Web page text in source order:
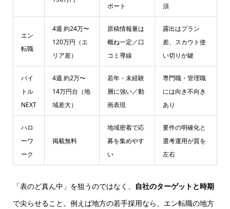
ポート
須
エン
転職
4週 約24万〜
120万円（エ
リア差）
原稿情報量は
概ね一定／口
コミ導線
露出はプラン
差、スカウト使
い切りが鍵
バイ
トル
NEXT
4週 約2万〜
14万円台（地
域差大）
若年・未経験
層に強い／動
画表現
専門職・管理職
には向き不向き
あり
ハロ
ーワ
ーク
掲載無料
地域密着で応
募を集めやす
い
要件の明確化と
選考運用が質を
左右
「表のど真ん中」を狙うのではなく、
自社のターゲットと時期
で尖らせること。例えば地方の若手採用なら、エン転職の地方